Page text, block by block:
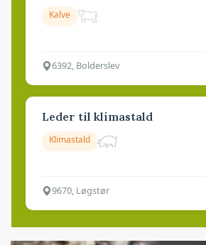
Kalve
6392, Bolderslev
Leder til klimastald
Klimastald
9670, Løgstør